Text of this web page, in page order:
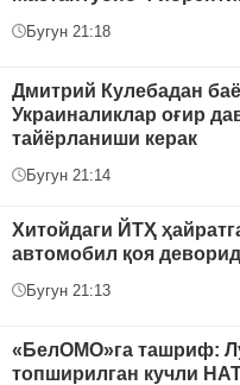
Бугун 21:18
Дмитрий Кулебадан
Украиналиклар оғир
тайёрланиши керак
Бугун 21:14
Хитойдаги ЙТҲ
автомобил қоя
Бугун 21:13
«БелОМО»га ташриф:
топширилган кучли